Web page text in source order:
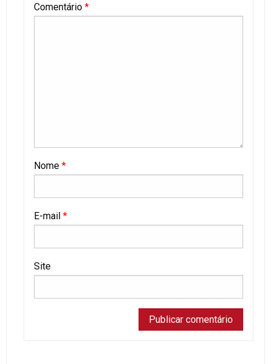
Comentário *
Nome *
E-mail *
Site